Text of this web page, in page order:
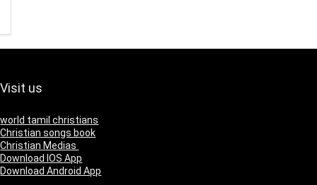
Visit us
world tamil christians
Christian songs book
Christian Medias
Download IOS App
Download Android App